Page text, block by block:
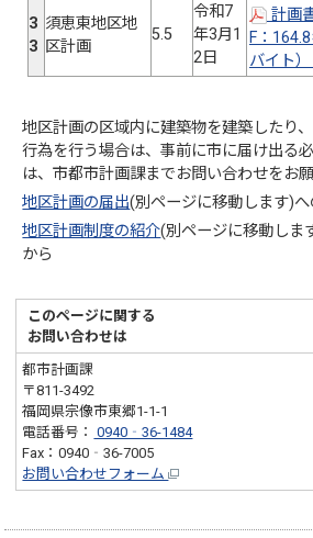
3
3
須恵東地区地
区計画
5.5
令和7
年3月1
2日
計画
F：
バイト）
地区計画の区域内に建築物を建築したり
行為を行う場合は、事前に市に届け出る
は、市都市計画課までお問い合わせをお願
地区計画の届出(別ページに移動します)
地区計画制度の紹介(別ページに移動しま
から
このページに関する
お問い合わせは
都市計画課
〒811-3492
福岡県宗像市東郷1-1-1
電話番号： 0940‐36-1484
Fax：0940‐36-7005
お問い合わせフォーム